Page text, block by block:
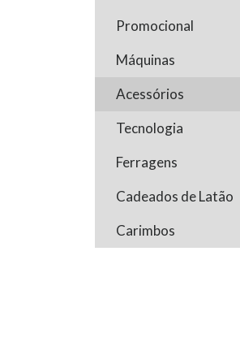
Promocional
Máquinas
Acessórios
Tecnologia
Ferragens
Cadeados de Latão
Carimbos